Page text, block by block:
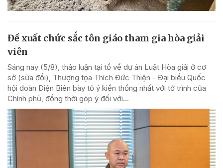
Đề xuất chức sắc tôn giáo tham gia hòa giải
viên
Sáng nay (5/8), thảo luận tại tổ về dự án Luật Hòa giải ở cơ
sở (sửa đổi), Thượng tọa Thích Đức Thiện - Đại biểu Quốc
hội đoàn Điện Biên bày tỏ ý kiến thống nhất với tờ trình của
Chính phủ, đồng thời góp ý đối với...